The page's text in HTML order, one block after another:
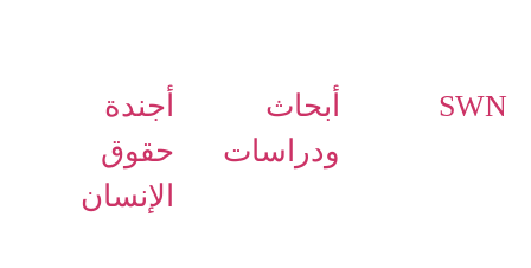
SWN
أبحاث
ودراسات
أجندة
حقوق
الإنسان